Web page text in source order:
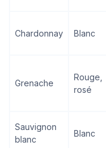
Chardonnay Blanc
Grenache
Rouge,
rosé
Sauvignon
blanc
Blanc